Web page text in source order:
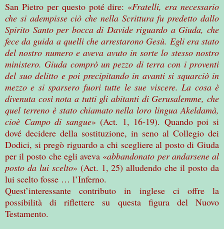
San Pietro per questo poté dire: «Fratelli, era necessario
che si adempisse ciò che nella Scrittura fu predetto dallo
Spirito Santo per bocca di Davide riguardo a Giuda, che
fece da guida a quelli che arrestarono Gesù. Egli era stato
del nostro numero e aveva avuto in sorte lo stesso nostro
ministero. Giuda comprò un pezzo di terra con i proventi
del suo delitto e poi precipitando in avanti si squarciò in
mezzo e si sparsero fuori tutte le sue viscere. La cosa è
divenuta così nota a tutti gli abitanti di Gerusalemme, che
quel terreno è stato chiamato nella loro lingua Akeldamà,
cioè Campo di sangue» (Act. 1, 16-19). Quando poi si
dové decidere della sostituzione, in seno al Collegio dei
Dodici, si pregò riguardo a chi scegliere al posto di Giuda
per il posto che egli aveva «abbandonato per andarsene al
posto da lui scelto» (Act. 1, 25) alludendo che il posto da
lui scelto fosse … l’Inferno.
Quest’interessante contributo in inglese ci offre la
possibilità di riflettere su questa figura del Nuovo
Testamento.